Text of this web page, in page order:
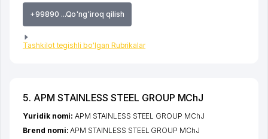
+99890 ...Qo'ng'iroq qilish
Tashkilot tegishli bo'lgan Rubrikalar
5. APM STAINLESS STEEL GROUP MChJ
Yuridik nomi:APM STAINLESS STEEL GROUP MChJ
Brend nomi:APM STAINLESS STEEL GROUP MChJ